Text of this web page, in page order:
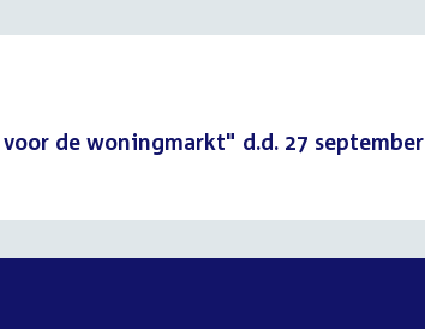
de woningmarkt" d.d. 27 september